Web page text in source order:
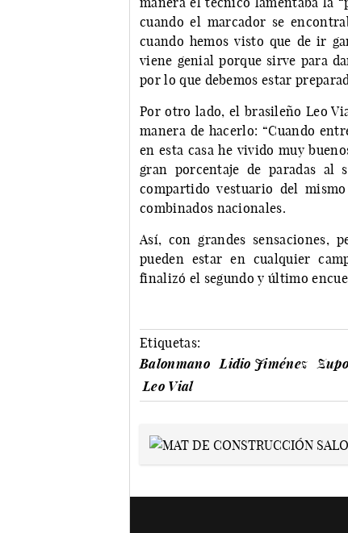
cuando el marcador se
cuando hemos visto que de ir
viene genial porque sirve para
por lo que debemos estar
Por otro lado, el brasileño Leo
manera de hacerlo: “Cuando
en esta casa he vivido muy
gran porcentaje de paradas al
compartido vestuario del
combinados nacionales.
Así, con grandes sensaciones,
pueden estar en cualquier
finalizó el segundo y último
Etiquetas:
Balonmano
Lidio Jiménez
Leo Vial